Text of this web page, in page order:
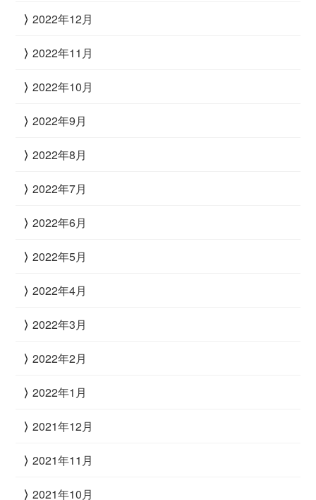
2022年12月
2022年11月
2022年10月
2022年9月
2022年8月
2022年7月
2022年6月
2022年5月
2022年4月
2022年3月
2022年2月
2022年1月
2021年12月
2021年11月
2021年10月